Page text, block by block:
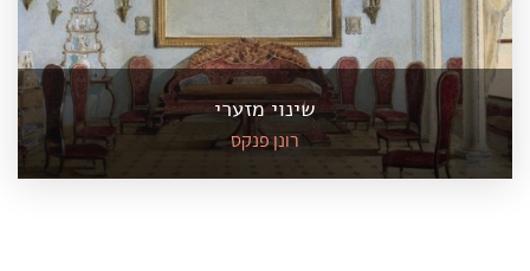
שינוי מזערי
רונן פנקס